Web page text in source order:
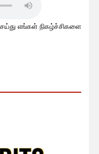
எங்கள் நிகழ்ச்சிகளை